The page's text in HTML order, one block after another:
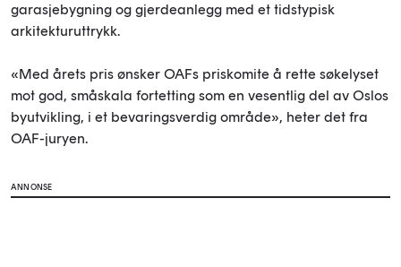
garasjebygning og gjerdeanlegg med et tidstypisk
arkitekturuttrykk.
«Med årets pris ønsker OAFs priskomite å rette søkelyset
mot god, småskala fortetting som en vesentlig del av Oslos
byutvikling, i et bevaringsverdig område», heter det fra
OAF-juryen.
ANNONSE